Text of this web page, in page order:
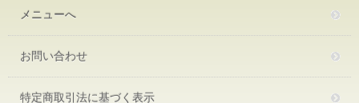
メニューへ
お問い合わせ
特定商取引法に基づく表示